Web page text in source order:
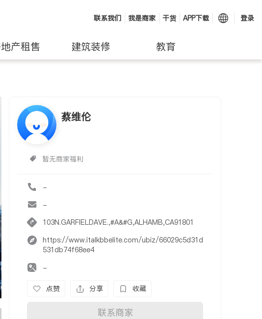
联系我们 我是商家 干货 APP下载 登录
产租售 建筑装修 教育
蔡维伦
暂无商家福利
-
-
103N.GARFIELDAVE.,#A&#G,ALHAMB,CA91801
https://www.italkbbelite.com/ubiz/66029c5d31d
531db74f68ee4
-
点赞 分享 收藏
联系商家